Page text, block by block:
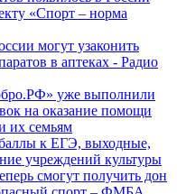
«Спорт – норма
могут узаконить
в аптеках - Радио
уже выполнили
на оказание помощи
их семьям
к ЕГЭ, выходные,
учреждений культуры
смогут получить дон